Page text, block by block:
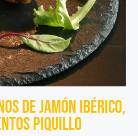
de jamón ibérico,
piquillo